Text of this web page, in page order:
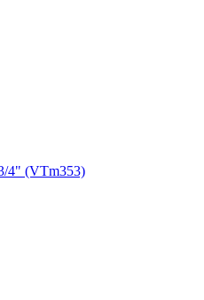
4" (VTm353)